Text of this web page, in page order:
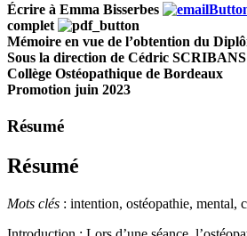
Écrire à Emma Bisserbes
complet
Mémoire en vue de l’obtention du
Sous la direction de Cédric
Collège Ostéopathique de Bordeaux
Promotion juin 2023
Résumé
Résumé
Mots clés : intention, ostéopathie, mental,